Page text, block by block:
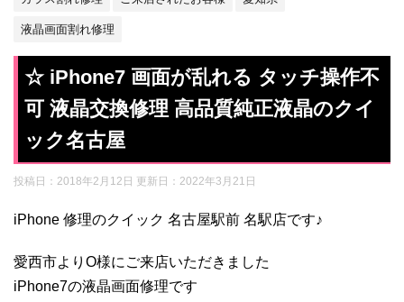
液晶画面割れ修理
☆ iPhone7 画面が乱れる タッチ操作不
可 液晶交換修理 高品質純正液晶のクイ
ック名古屋
投稿日：2018年2月12日 更新日： 2022年3月21日
iPhone 修理のクイック 名古屋駅前 名駅店です♪
愛西市よりO様にご来店いただきました
iPhone7の液晶画面修理です